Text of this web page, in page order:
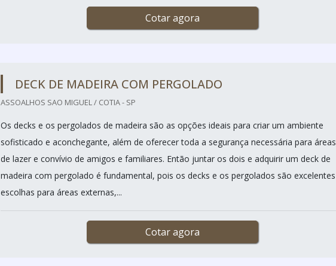
Cotar agora
DECK DE MADEIRA COM PERGOLADO
ASSOALHOS SAO MIGUEL / COTIA - SP
Os decks e os pergolados de madeira são as opções ideais para criar um ambiente
sofisticado e aconchegante, além de oferecer toda a segurança necessária para áreas
de lazer e convívio de amigos e familiares. Então juntar os dois e adquirir um deck de
madeira com pergolado é fundamental, pois os decks e os pergolados são excelentes
escolhas para áreas externas,...
Cotar agora